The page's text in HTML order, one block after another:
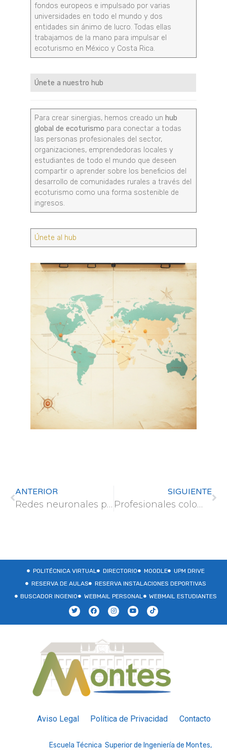
fondos europeos e impulsado por varias
universidades en todo el mundo y dos
entidades sin ánimo de lucro. Todas ellas
trabajamos de la mano para impulsar el
ecoturismo en México y Costa Rica.
Únete a nuestro hub
Para crear sinergias, hemos creado un hub
global de ecoturismo para conectar a todas
las personas profesionales del sector,
organizaciones, emprendedoras locales y
estudiantes de todo el mundo que deseen
compartir o aprender sobre los beneficios del
desarrollo de comunidades rurales a través del
ecoturismo como una forma sostenible de
ingresos.
Únete al hub
ANTERIOR
Redes neuronales para completar vacíos en el genotipado
SIGUIENTE
Profesionales colombianos se forman en innovación social y emprendimiento sostenible en la UPM
POLITÉCNICA VIRTUAL DIRECTORIO MOODLE
UPM DRIVE
RESERVA DE AULAS
RESERVA INSTALACIONES DEPORTIVAS
BUSCADOR INGENIO
WEBMAIL PERSONAL WEBMAIL ESTUDIANTES
Aviso Legal Política de Privacidad Contacto
Escuela Técnica Superior de Ingeniería de Montes,